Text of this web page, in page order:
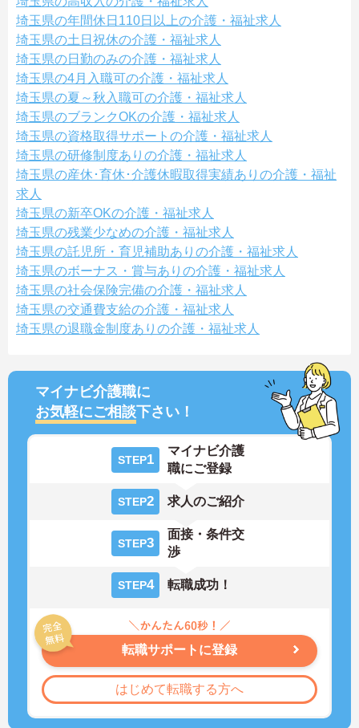
埼玉県の年間休日110日以上の介護・福祉求人
埼玉県の土日祝休の介護・福祉求人
埼玉県の日勤のみの介護・福祉求人
埼玉県の4月入職可の介護・福祉求人
埼玉県の夏～秋入職可の介護・福祉求人
埼玉県のブランクOKの介護・福祉求人
埼玉県の資格取得サポートの介護・福祉求人
埼玉県の研修制度ありの介護・福祉求人
埼玉県の産休･育休･介護休暇取得実績ありの介護・福祉
求人
埼玉県の新卒OKの介護・福祉求人
埼玉県の残業少なめの介護・福祉求人
埼玉県の託児所・育児補助ありの介護・福祉求人
埼玉県のボーナス・賞与ありの介護・福祉求人
埼玉県の社会保険完備の介護・福祉求人
埼玉県の交通費支給の介護・福祉求人
埼玉県の退職金制度ありの介護・福祉求人
マイナビ介護職に
お気軽にご相談下さい！
STEP1
マイナビ介護
職にご登録
STEP2 求人のご紹介
STEP3
面接・条件交
渉
STEP4 転職成功！
転職サポートに登録
はじめて転職する方へ